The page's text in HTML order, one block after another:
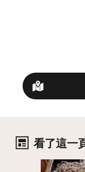
看了這一
詳情